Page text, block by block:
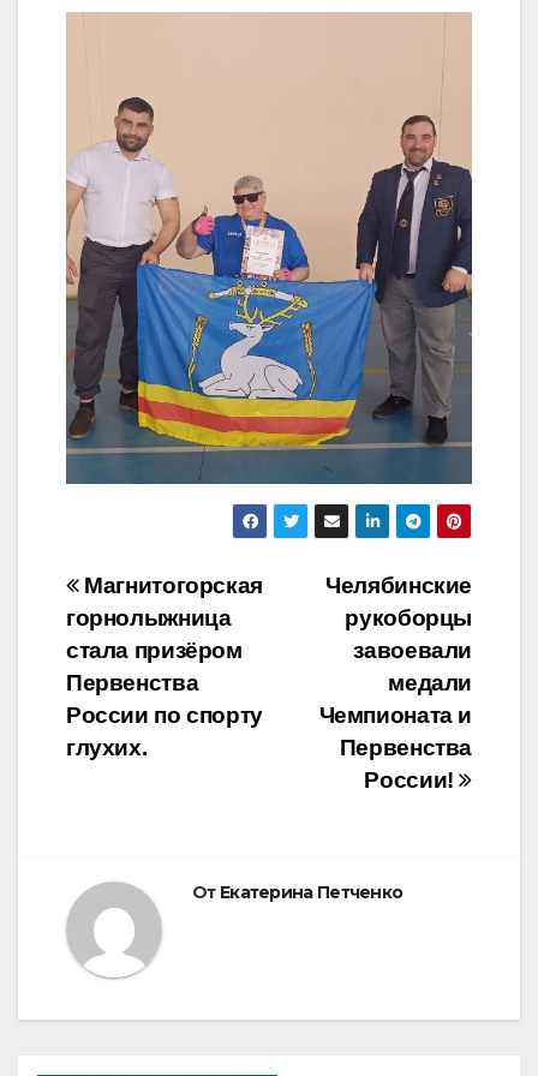
Навигация
по
записям
Челябинские
рукоборцы
завоевали
медали
Чемпионата и
Первенства
России!
Магнитогорская
горнолыжница
стала призёром
Первенства
России по спорту
глухих.
От Екатерина Петченко